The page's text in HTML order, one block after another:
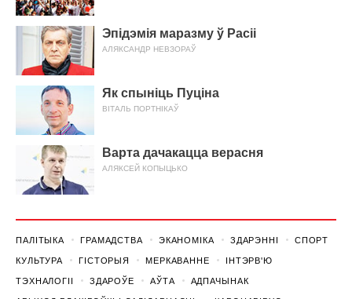
Эпідэмія маразму ў Расіі
АЛЯКСАНДР НЕВЗОРАЎ
Як спыніць Пуціна
ВІТАЛЬ ПОРТНІКАЎ
Варта дачакацца верасня
АЛЯКСЕЙ КОПЫЦЬКО
ПАЛІТЫКА ГРАМАДСТВА ЭКАНОМІКА ЗДАРЭННI СПОРТ
КУЛЬТУРА ГІСТОРЫЯ МЕРКАВАННЕ ІНТЭРВ'Ю
ТЭХНАЛОГІІ ЗДАРОЎЕ АЎТА АДПАЧЫНАК